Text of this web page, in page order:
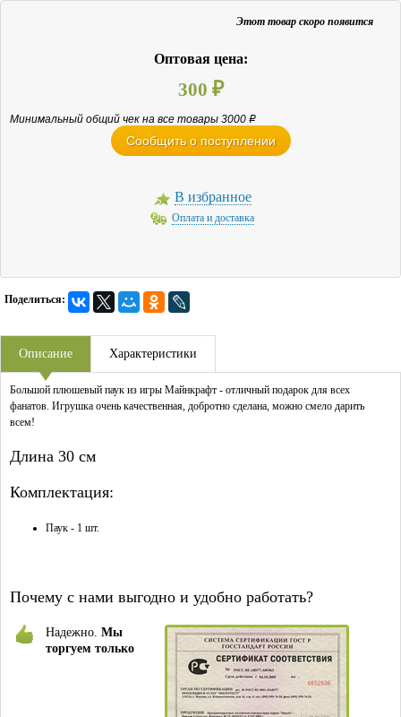
Этот товар скоро появится
Оптовая цена:
300 ₽
Минимальный общий чек на все товары 3000 Р
Сообщить о поступлении
В избранное
Оплата и доставка
Поделиться:
Описание Характеристики
Большой плюшевый паук из игры Майнкрафт - отличный подарок для всех
фанатов. Игрушка очень качественная, добротно сделана, можно смело дарить
всем!
Длина 30 см
Комплектация:
Паук - 1 шт.
Почему с нами выгодно и удобно работать?
Надежно. Мы
торгуем только